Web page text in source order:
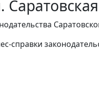
справки